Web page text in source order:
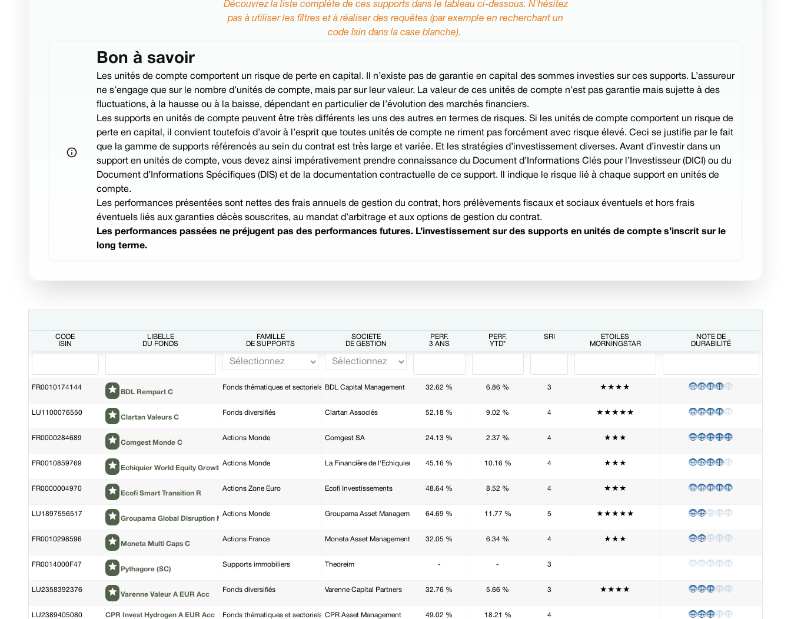
Découvrez la liste complète de ces supports dans le tableau ci-dessous. N'hésitez
pas à utiliser les filtres et à réaliser des requêtes (par exemple en recherchant un
code Isin dans la case blanche).
Bon à savoir
Les unités de compte comportent un risque de perte en capital. Il n’existe pas de garantie en capital des sommes investies sur ces supports. L’assureur
ne s’engage que sur le nombre d’unités de compte, mais par sur leur valeur. La valeur de ces unités de compte n’est pas garantie mais sujette à des
fluctuations, à la hausse ou à la baisse, dépendant en particulier de l’évolution des marchés financiers.
Les supports en unités de compte peuvent être très différents les uns des autres en termes de risques. Si les unités de compte comportent un risque de
perte en capital, il convient toutefois d’avoir à l’esprit que toutes unités de compte ne riment pas forcément avec risque élevé. Ceci se justifie par le fait
que la gamme de supports référencés au sein du contrat est très large et variée. Et les stratégies d’investissement diverses. Avant d’investir dans un
support en unités de compte, vous devez ainsi impérativement prendre connaissance du Document d’Informations Clés pour l’Investisseur (DICI) ou du
Document d’Informations Spécifiques (DIS) et de la documentation contractuelle de ce support. Il indique le risque lié à chaque support en unités de
compte.
Les performances présentées sont nettes des frais annuels de gestion du contrat, hors prélèvements fiscaux et sociaux éventuels et hors frais
éventuels liés aux garanties décès souscrites, au mandat d’arbitrage et aux options de gestion du contrat.
Les performances passées ne préjugent pas des performances futures. L’investissement sur des supports en unités de compte s’inscrit sur le
long terme.
CODE
ISIN
LIBELLÉ
DU FONDS
FAMILLE
DE SUPPORTS
SOCIÉTÉ
DE GESTION
PERF.
3 ANS
PERF.
YTD*
SRI
ÉTOILES
MORNINGSTAR
NOTE DE
DURABILITÉ
FR0010174144
BDL Rempart C
Fonds thématiques et sectoriels BDL Capital Management 32.62 % 6.86 % 3 ★★★★
LU1100076550
Clartan Valeurs C
Fonds diversifiés Clartan Associés 52.18 % 9.02 % 4 ★★★★★
FR0000284689
Comgest Monde C
Actions Monde Comgest SA 24.13 % 2.37 % 4 ★★★
FR0010859769
Echiquier World Equity Growth A
Actions Monde La Financière de l'Echiquier 45.16 % 10.16 % 4 ★★★
FR0000004970
Ecofi Smart Transition R
Actions Zone Euro Ecofi Investissements 48.64 % 8.52 % 4 ★★★
LU1897556517
Groupama Global Disruption NC
Actions Monde Groupama Asset Management 64.69 % 11.77 % 5 ★★★★★
FR0010298596
Moneta Multi Caps C
Actions France Moneta Asset Management 32.05 % 6.34 % 4 ★★★
FR0014000F47
Pythagore (SC)
Supports immobiliers Theoreim - - 3
LU2358392376
Varenne Valeur A EUR Acc
Fonds diversifiés Varenne Capital Partners 32.76 % 5.66 % 3 ★★★★
LU2389405080 CPR Invest Hydrogen A EUR Acc Fonds thématiques et sectoriels CPR Asset Management 49.02 % 18.21 % 4